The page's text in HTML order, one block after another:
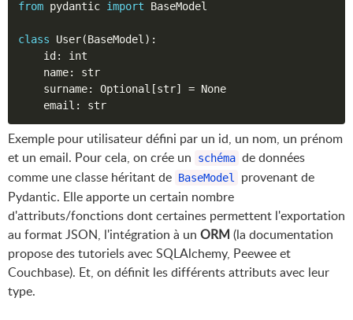
from pydantic import BaseModel
class User(BaseModel ) :
    id
:
int
    name
:
str
    surname
: Optional [str] = None
    email
:
Exemple pour utilisateur défini par un id, un nom, un prénom
et un email. Pour cela, on crée un
schéma de données
comme une classe héritant de BaseModel
provenant de
Pydantic. Elle apporte un certain nombre
d'attributs/fonctions dont certaines permettent l'exportation
au format JSON, l'intégration à un ORM (la documentation
propose des tutoriels avec SQLAlchemy, Peewee et
Couchbase). Et, on définit les différents attributs avec leur
type.